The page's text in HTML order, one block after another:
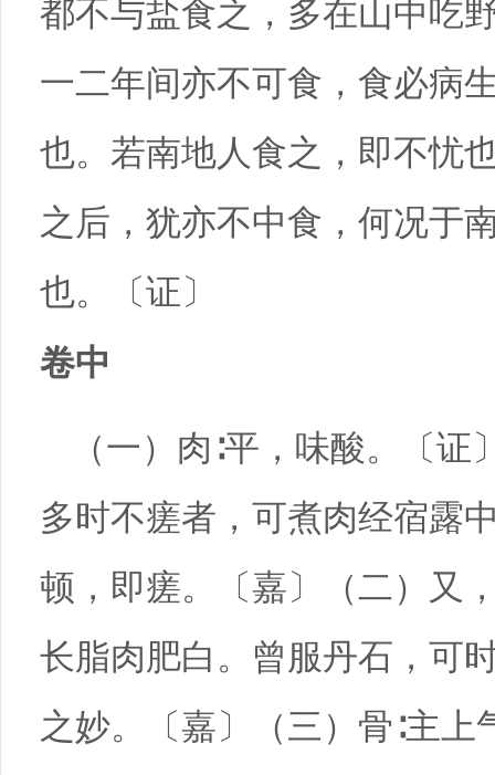
都不与盐食之，多在山中吃
一二年间亦不可食，食必病
也。若南地人食之，即不忧
之后，犹亦不中食，何况于
也。〔证〕
卷中
（一）肉∶平，味酸。〔
多时不瘥者，可煮肉经宿露
顿，即瘥。〔嘉〕（二）又
长脂肉肥白。曾服丹石，可
之妙。〔嘉〕（三）骨∶主